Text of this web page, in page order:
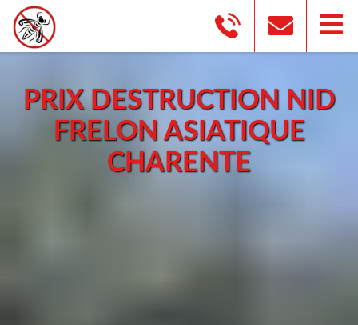
PRIX DESTRUCTION NID
FRELON ASIATIQUE
CHARENTE